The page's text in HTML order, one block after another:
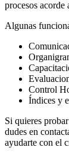
procesos acorde
Algunas
Control
Índices y
Si quieres
dudes en
ayudarte con el